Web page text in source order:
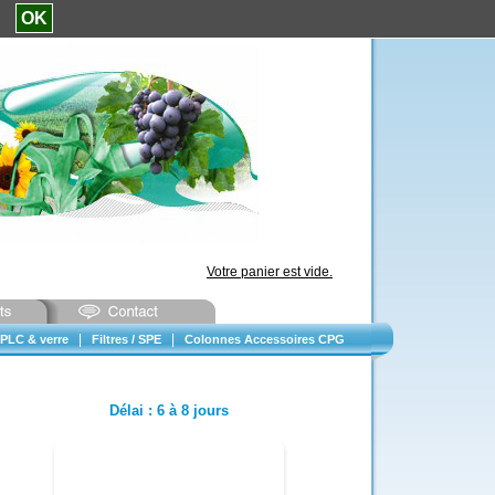
Votre panier est vide.
& verre Filtres / SPE Colonnes Accessoires CPG
Délai : 6 à 8 jours
OK